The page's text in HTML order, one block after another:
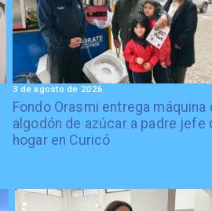
Fondo Orasmi entrega máquina
algodón de azúcar a padre jefe
hogar en Curicó
3 de agosto de 2026